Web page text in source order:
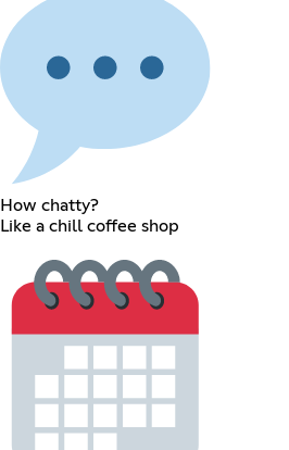
How chatty?
Like a chill coffee shop